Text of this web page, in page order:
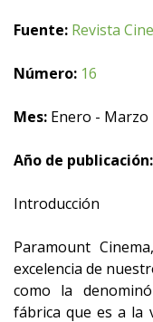
Fuente: Revista
Número: 16
Mes: Enero - Marzo
Año de publicación:
Introducción
Paramount
excelencia de
como la
fábrica que es a la